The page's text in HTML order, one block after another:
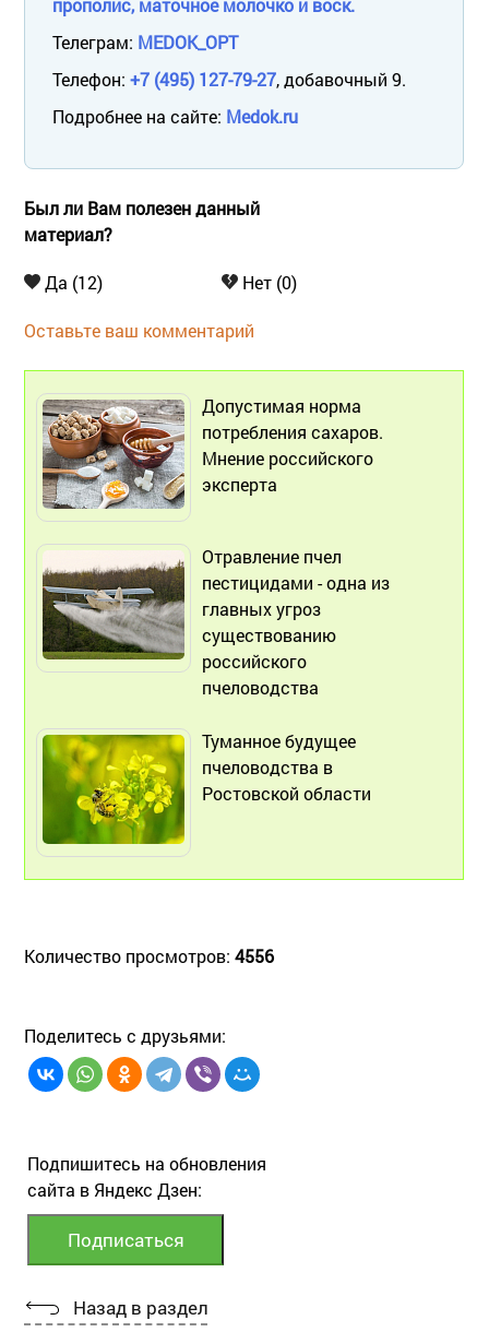
прополис, маточное молочко и воск.
Телеграм: MEDOK_OPT
Телефон: +7 (495) 127-79-27, добавочный 9.
Подробнее на сайте: Medok.ru
Был ли Вам полезен данный
материал?
Да (12) Нет (0)
Оставьте ваш комментарий
Допустимая норма
потребления сахаров.
Мнение российского
эксперта
Отравление пчел
пестицидами - одна из
главных угроз
существованию
российского
пчеловодства
Туманное будущее
пчеловодства в
Ростовской области
Количество просмотров: 4556
Поделитесь с друзьями:
Подпишитесь на обновления
сайта в Яндекс Дзен:
Назад в раздел